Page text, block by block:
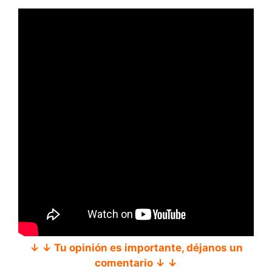
↓ ↓ Tu opinión es importante, déjanos un
comentario ↓ ↓